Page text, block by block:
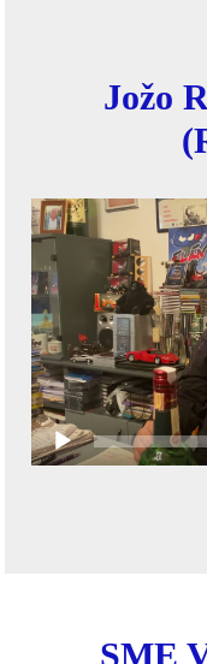
Jožo
Video
prehrávač
SME